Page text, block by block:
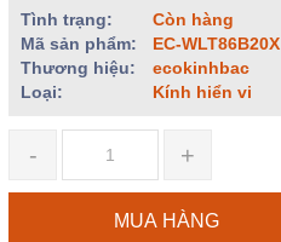
Tình trạng:
Còn hàng
Mã sản phẩm:
EC-WLT86B20X
Thương hiệu:
ecokinhbac
Loại:
Kính hiển vi
- +
MUA HÀNG